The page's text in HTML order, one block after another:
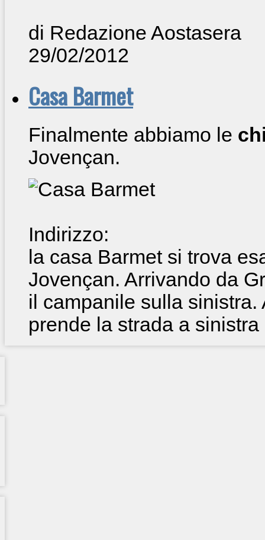
di Redazione Aostasera
29/02/2012
Casa Barmet
Finalmente abbiamo le
Jovençan.
Indirizzo:
la casa Barmet si trova
Jovençan. Arrivando da
il campanile sulla
prende la strada a